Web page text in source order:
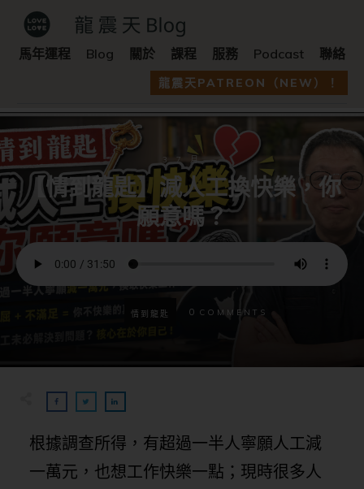
馬年運程 Blog 關於 課程 服務 Podcast 聯絡
龍震天PATREON（NEW）！
3 7 月
【情到龍匙】減人工換快樂，你
願意嗎？
情到龍匙 0 COMMENTS
根據調查所得，有超過一半人寧願人工減
一萬元，也想工作快樂一點；現時很多人